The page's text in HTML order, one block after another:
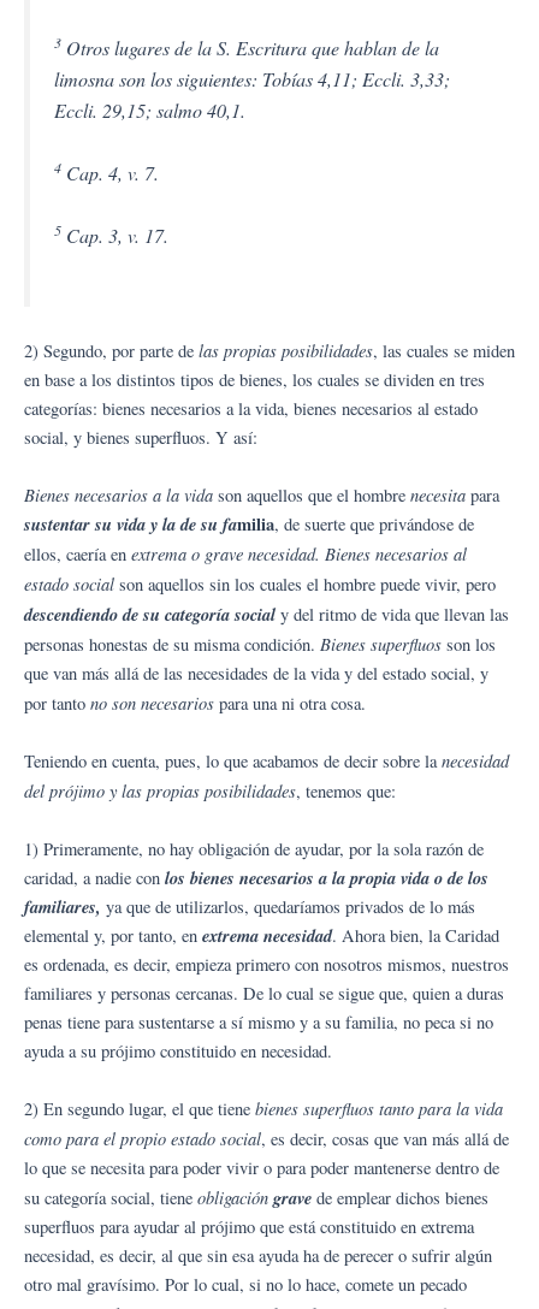
3 Otros lugares de la S. Escritura que hablan de la
limosna son los siguientes: Tobías 4,11; Eccli. 3,33;
Eccli. 29,15; salmo 40,1.
4 Cap. 4, v. 7.
5 Cap. 3, v. 17.
2) Segundo, por parte de las propias posibilidades, las cuales se miden
en base a los distintos tipos de bienes, los cuales se dividen en tres
categorías: bienes necesarios a la vida, bienes necesarios al estado
social, y bienes superfluos. Y así:
Bienes necesarios a la vida son aquellos que el hombre necesita para
sustentar su vida y la de su familia, de suerte que privándose de
ellos, caería en extrema o grave necesidad. Bienes necesarios al
estado social son aquellos sin los cuales el hombre puede vivir, pero
descendiendo de su categoría social y del ritmo de vida que llevan las
personas honestas de su misma condición. Bienes superfluos son los
que van más allá de las necesidades de la vida y del estado social, y
por tanto no son necesarios para una ni otra cosa.
Teniendo en cuenta, pues, lo que acabamos de decir sobre lanecesidad
del prójimo y las propias posibilidades, tenemos que:
1) Primeramente, no hay obligación de ayudar, por la sola razón de
caridad, a nadie con los bienes necesarios a la propia vida o de los
familiares, ya que de utilizarlos, quedaríamos privados de lo más
elemental y, por tanto, en extrema necesidad. Ahora bien, la Caridad
es ordenada, es decir, empieza primero con nosotros mismos, nuestros
familiares y personas cercanas. De lo cual se sigue que, quien a duras
penas tiene para sustentarse a sí mismo y a su familia, no peca si no
ayuda a su prójimo constituido en necesidad.
2) En segundo lugar, el que tiene bienes superfluos tanto para la vida
como para el propio estado social, es decir, cosas que van más allá de
lo que se necesita para poder vivir o para poder mantenerse dentro de
su categoría social, tiene obligación grave de emplear dichos bienes
superfluos para ayudar al prójimo que está constituido en extrema
necesidad, es decir, al que sin esa ayuda ha de perecer o sufrir algún
otro mal gravísimo. Por lo cual, si no lo hace, comete un pecado